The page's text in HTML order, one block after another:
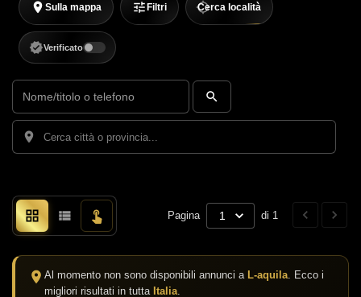
Sulla mappa Filtri Cerca località
Verificato
Pagina 1 di 1
Al momento non sono disponibili annunci a L-aquila . Ecco i
migliori risultati in tutta Italia